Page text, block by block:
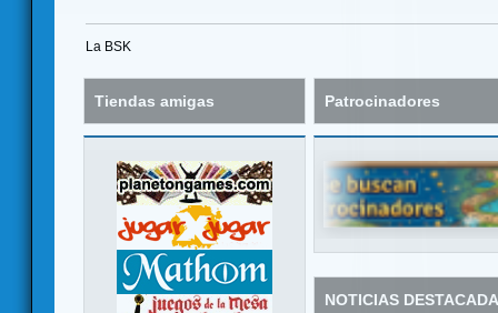
La BSK
Tiendas amigas Patrocinadores
NOTICIAS